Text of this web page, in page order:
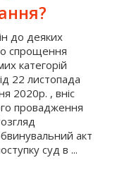
до деяких
спрощення
категорій
22 листопада
2020р. , вніс
провадження
акт
суд в ...